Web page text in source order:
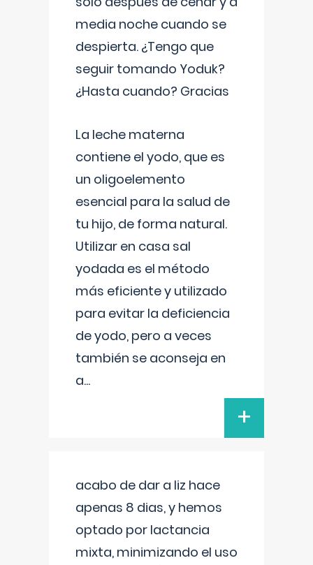
media noche cuando se
despierta. ¿Tengo que
seguir tomando Yoduk?
¿Hasta cuando? Gracias
La leche materna
contiene el yodo, que es
un oligoelemento
esencial para la salud de
tu hijo, de forma natural.
Utilizar en casa sal
yodada es el método
más eficiente y utilizado
para evitar la deficiencia
de yodo, pero a veces
también se aconseja en
a...
+
acabo de dar a liz hace
apenas 8 dias, y hemos
optado por lactancia
mixta, minimizando el uso